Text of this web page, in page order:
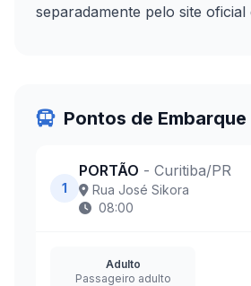
separadamente pelo site oficial
Pontos de Embarque
1
PORTÃO - Curitiba/PR
Rua José Sikora
08:00
Adulto
Passageiro adulto